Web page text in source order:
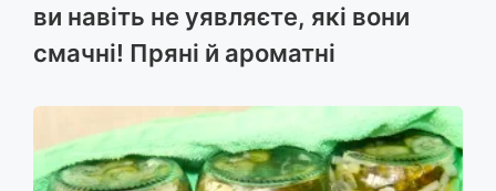
ви навіть не уявляєте, які вони
смачні! Пряні й ароматні